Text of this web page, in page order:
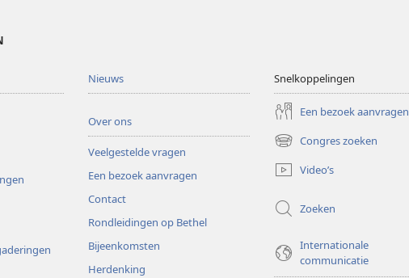
Nieuws
Over ons
Veelgestelde vragen
Een bezoek aanvragen
Contact
Rondleidingen op Bethel
Bijeenkomsten
Herdenking
Snelkoppelingen
Een bezoek aanvragen
Congres zoeken
(opent
nieuw
venster)
Video’s
Zoeken
Internationale
communicatie